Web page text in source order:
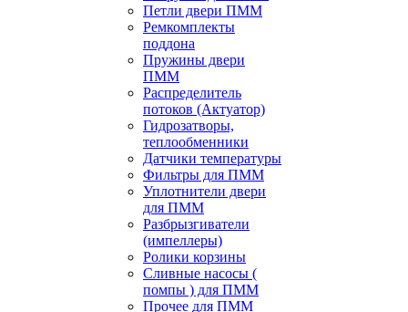
Петли двери ПММ
Ремкомплекты
поддона
Пружины двери
ПММ
Распределитель
потоков (Актуатор)
Гидрозатворы,
теплообменники
Датчики температуры
Фильтры для ПММ
Уплотнители двери
для ПММ
Разбрызгиватели
(импеллеры)
Ролики корзины
Сливные насосы (
помпы ) для ПММ
Прочее для ПММ